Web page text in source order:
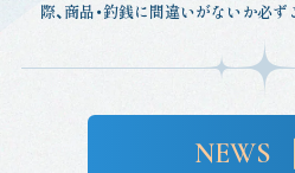
際、商品・釣銭に間違いがないか必ず
NEWS